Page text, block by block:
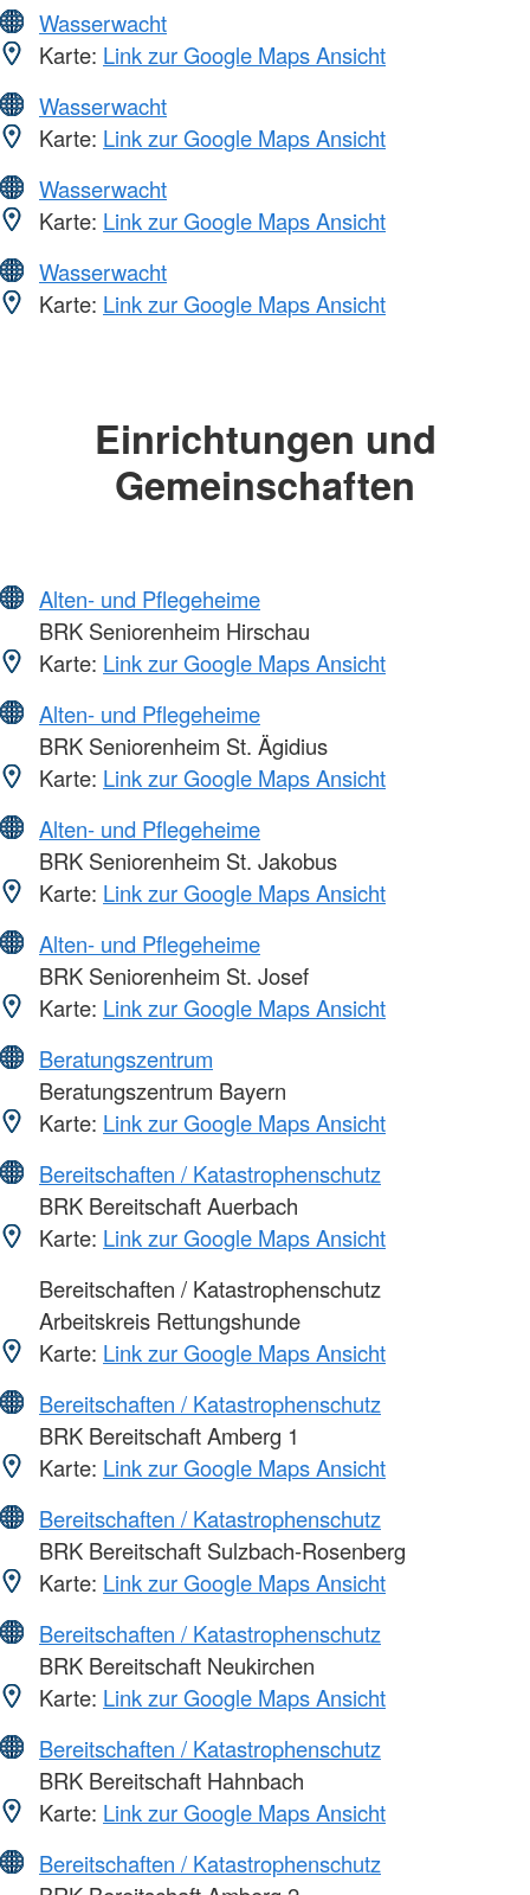
Wasserwacht
Karte: Link zur Google Maps Ansicht
Wasserwacht
Karte: Link zur Google Maps Ansicht
Wasserwacht
Karte: Link zur Google Maps Ansicht
Wasserwacht
Karte: Link zur Google Maps Ansicht
Einrichtungen und
Gemeinschaften
Alten- und Pflegeheime
BRK Seniorenheim Hirschau
Karte: Link zur Google Maps Ansicht
Alten- und Pflegeheime
BRK Seniorenheim St. Ägidius
Karte: Link zur Google Maps Ansicht
Alten- und Pflegeheime
BRK Seniorenheim St. Jakobus
Karte: Link zur Google Maps Ansicht
Alten- und Pflegeheime
BRK Seniorenheim St. Josef
Karte: Link zur Google Maps Ansicht
Beratungszentrum
Beratungszentrum Bayern
Karte: Link zur Google Maps Ansicht
Bereitschaften / Katastrophenschutz
BRK Bereitschaft Auerbach
Karte: Link zur Google Maps Ansicht
Bereitschaften / Katastrophenschutz
Arbeitskreis Rettungshunde
Karte: Link zur Google Maps Ansicht
Bereitschaften / Katastrophenschutz
BRK Bereitschaft Amberg 1
Karte: Link zur Google Maps Ansicht
Bereitschaften / Katastrophenschutz
BRK Bereitschaft Sulzbach-Rosenberg
Karte: Link zur Google Maps Ansicht
Bereitschaften / Katastrophenschutz
BRK Bereitschaft Neukirchen
Karte: Link zur Google Maps Ansicht
Bereitschaften / Katastrophenschutz
BRK Bereitschaft Hahnbach
Karte: Link zur Google Maps Ansicht
Bereitschaften / Katastrophenschutz